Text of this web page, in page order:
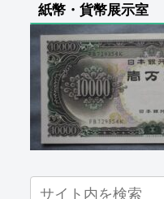
紙幣・貨幣展示室